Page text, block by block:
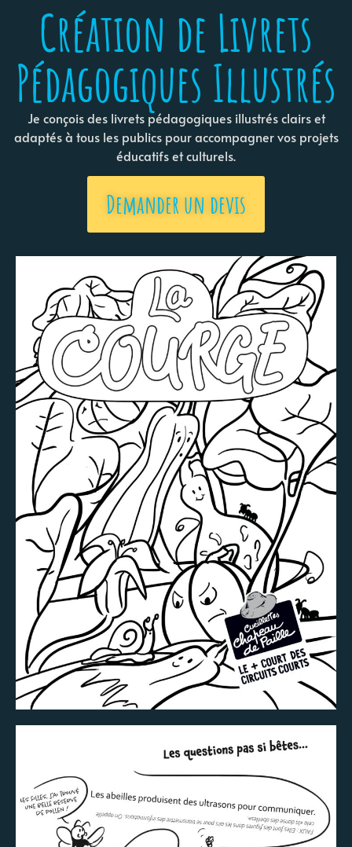
Création de Livrets
Pédagogiques Illustrés
Je conçois des livrets pédagogiques illustrés clairs et
adaptés à tous les publics pour accompagner vos projets
éducatifs et culturels.
Demander un devis